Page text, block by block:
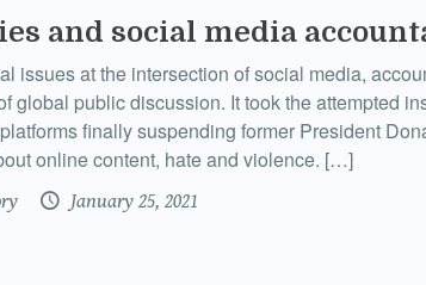
and social media
issues at the intersection of social media,
global public discussion. It took the attempted
finally suspending former President
online content, hate and violence. […]
January 25, 2021